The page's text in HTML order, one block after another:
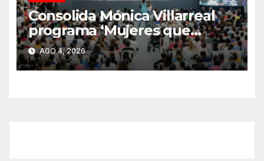
Consolida Mónica Villarreal
programa ‘Mujeres que
Cuidan’ con 2 mil
beneficiarias
AGO 4, 2026